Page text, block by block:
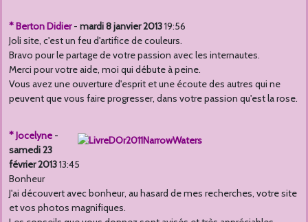
* Berton Didier- mardi 8 janvier 201319:56
Joli site, c'est un feu d'artifice de couleurs.
Bravo pour le partage de votre passion avec les internautes.
Merci pour votre aide, moi qui débute à peine.
Vous avez une ouverture d'esprit et une écoute des autres qui ne
peuvent que vous faire progresser, dans votre passion qu'est la rose.
* Jocelyne -
samedi 23
février 201313:45
Bonheur
J'ai découvert avec bonheur, au hasard de mes recherches, votre site
et vos photos magnifiques.